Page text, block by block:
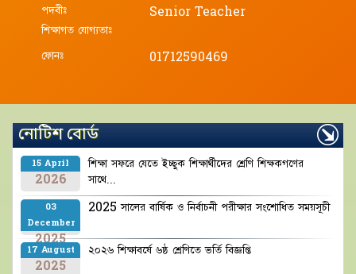
পদবীঃ
Senior Teacher
শিক্ষাগত যোগ্যতাঃ
ফোনঃ
01712590469
নোটিশ বোর্ড
15 April
2026
শিক্ষা সফরে যেতে ইচ্ছুক শিক্ষার্থীদের শ্রেণি শিক্ষকগণের
সাথে...
03
December
2025
2025 সালের বার্ষিক ও নির্বাচনী পরীক্ষার সংশোধিত সময়সূচী
17 August
2025
২০২৬ শিক্ষাবর্ষে ৬ষ্ঠ শ্রেণিতে ভর্তি বিজ্ঞপ্তি